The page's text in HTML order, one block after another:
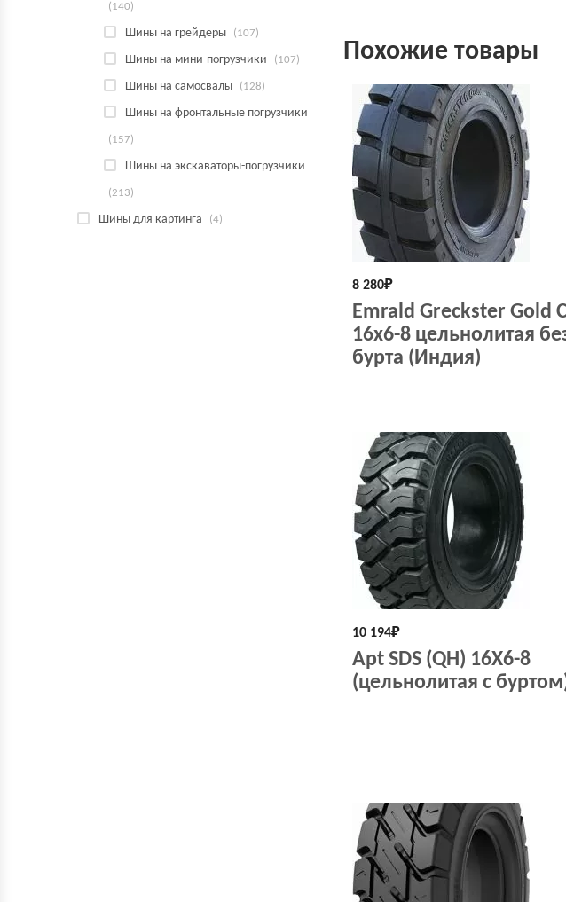
Похожие товары
8 280₽
Emrald Greckster Gold
16х6-8 цельнолитая
бурта (Индия)
10 194₽
Apt SDS (QH) 16X6-8
(цельнолитая с
(140)
Шины на грейдеры (107)
Шины на мини-погрузчики (107)
Шины на самосвалы (128)
Шины на фронтальные погрузчики
(157)
Шины на экскаваторы-погрузчики
(213)
Шины для картинга (4)